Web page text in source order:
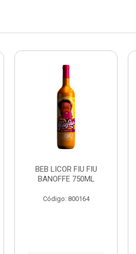
BEB LICOR FIU FIU
BANOFFE 750ML
Código: 800164